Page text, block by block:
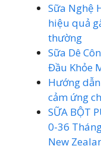
Sữa Nghệ
hiệu quả
thường
Sữa Dê
Đầu Khỏe
Hướng
cảm ứng
SỮA BỘT
0-36
New